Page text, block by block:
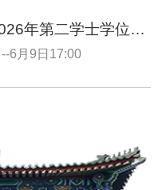
中央民族大学2026年第二学士学位招生简章
6月9日17:00